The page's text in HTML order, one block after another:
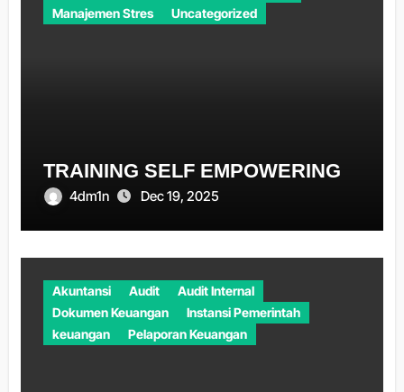
Manajemen Stres
Uncategorized
TRAINING SELF EMPOWERING
4dm1n Dec 19, 2025
Akuntansi Audit
Audit Internal
Dokumen Keuangan
Instansi Pemerintah
keuangan
Pelaporan Keuangan